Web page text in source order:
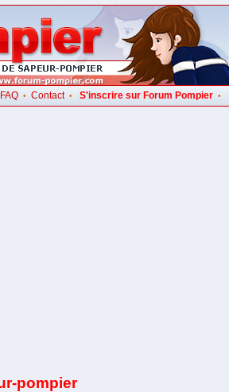
FAQ• Contact• S'inscrire sur Forum Pompier•
pompier